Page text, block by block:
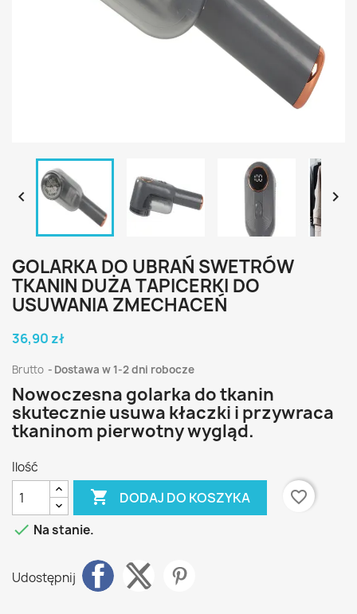
 
GOLARKA DO UBRAŃ SWETRÓW
TKANIN DUŻA TAPICERKI DO
USUWANIA ZMECHACEŃ
36,90 zł
Brutto Dostawa w 1-2 dni robocze
Nowoczesna golarka do tkanin
skutecznie usuwa kłaczki i przywraca
tkaninom pierwotny wygląd.
Ilość
 DODAJ DO KOSZYKA
favorite_border
 Na stanie.
Udostępnij